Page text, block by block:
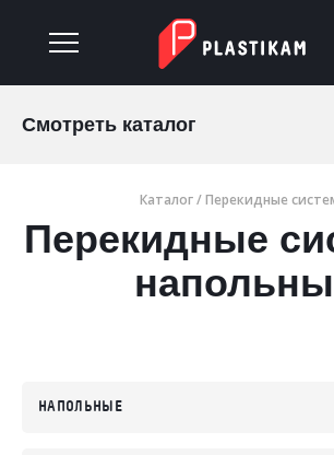
Услуги
Оплата и доставка
Смотреть каталог
Каталог/Перекидные
Перекидные
НАПОЛЬНЫЕ